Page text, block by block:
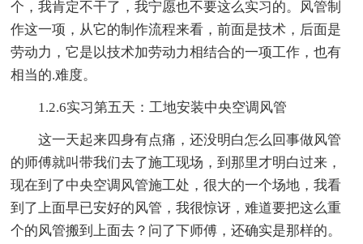
个，我肯定不干了，我宁愿也不要这么实习的。风管制
作这一项，从它的制作流程来看，前面是技术，后面是
劳动力，它是以技术加劳动力相结合的一项工作，也有
相当的.难度。
1.2.6实习第五天：工地安装中央空调风管
这一天起来四身有点痛，还没明白怎么回事做风管
的师傅就叫带我们去了施工现场，到那里才明白过来，
现在到了中央空调风管施工处，很大的一个场地，我看
到了上面早已安好的风管，我很惊讶，难道要把这么重
个的风管搬到上面去？问了下师傅，还确实是那样的。